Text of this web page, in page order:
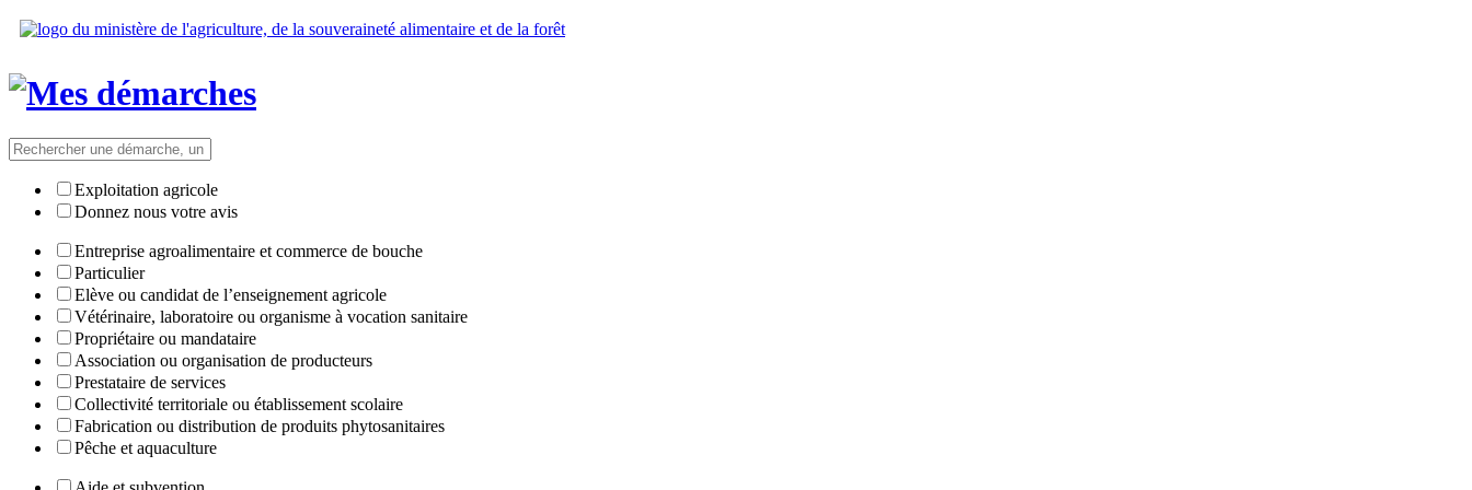
Exploitation agricole
Donnez nous votre avis
Entreprise agroalimentaire et commerce de bouche
Particulier
Elève ou candidat de l’enseignement agricole
Vétérinaire, laboratoire ou organisme à vocation sanitaire
Propriétaire ou mandataire
Association ou organisation de producteurs
Prestataire de services
Collectivité territoriale ou établissement scolaire
Fabrication ou distribution de produits phytosanitaires
Pêche et aquaculture